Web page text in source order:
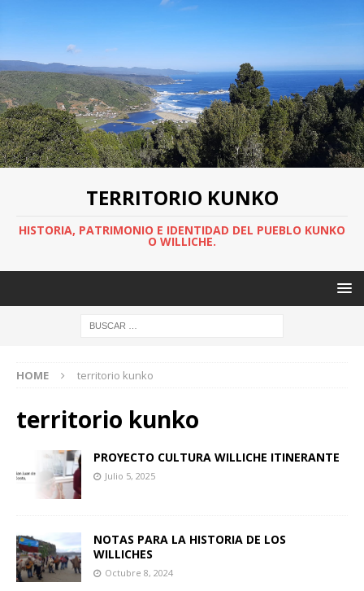
TERRITORIO KUNKO
HISTORIA, PATRIMONIO E IDENTIDAD DEL PUEBLO KUNKO
O WILLICHE.
HOME territorio kunko
territorio kunko
PROYECTO CULTURA WILLICHE ITINERANTE
Julio 5, 2025
NOTAS PARA LA HISTORIA DE LOS
WILLICHES
Octubre 8, 2024